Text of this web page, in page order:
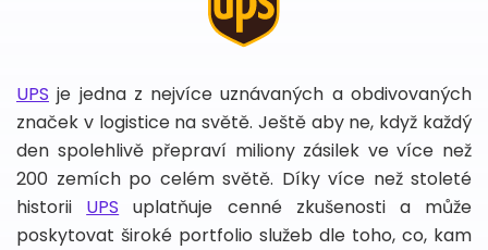
UPS je jedna z nejvíce uznávaných a obdivovaných
značek v logistice na světě. Ještě aby ne, když každý
den spolehlivě přepraví miliony zásilek ve více než
200 zemích po celém světě. Díky více než stoleté
historii UPS uplatňuje cenné zkušenosti a může
poskytovat široké portfolio služeb dle toho, co, kam